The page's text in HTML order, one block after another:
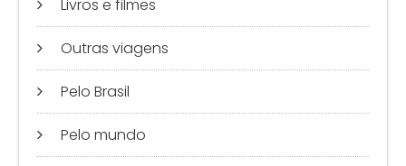
Livros e filmes
Outras viagens
Pelo Brasil
Pelo mundo